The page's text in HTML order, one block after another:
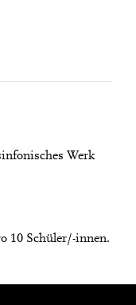
Werk
10 Schüler/-innen.